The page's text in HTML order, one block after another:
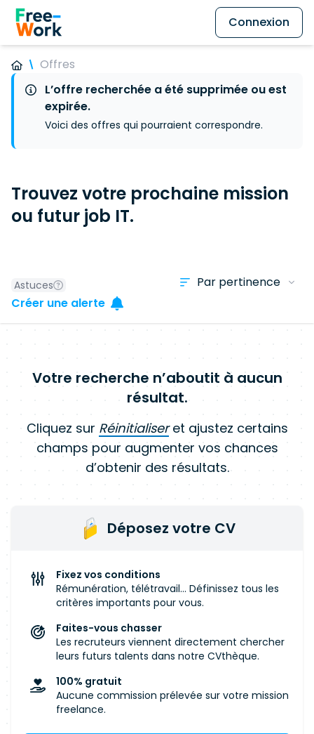
Connexion
Offres
L’offre recherchée a été supprimée ou est
expirée.
Voici des offres qui pourraient correspondre.
Trouvez votre prochaine mission
ou futur job IT.
Astuces
Créer une alerte
Votre recherche n’aboutit à aucun
résultat.
Cliquez sur Réinitialiseret ajustez certains
champs pour augmenter vos chances
d’obtenir des résultats.
Déposez votre CV
Fixez vos conditions
Rémunération, télétravail... Définissez tous les
critères importants pour vous.
Faites-vous chasser
Les recruteurs viennent directement chercher
leurs futurs talents dans notre CVthèque.
100% gratuit
Aucune commission prélevée sur votre mission
freelance.